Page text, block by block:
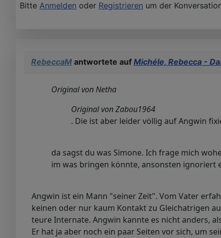
Bitte Anmelden oder Registrieren um der
RebeccaM antwortete auf Michéle, Rebecca -
Original von Netha
Original von Zabou1964
. Die ist aber leider völlig auf Angwin
da sagst du was Simone. Ich frage mich
im was bringen könnte, ansonsten ignoriert
Angwin ist ein Mann "seiner Zeit". Vom Vater
keinen oder nur kaum Kontakt zu Gleichatrigen
teure Internate. Angwin kannte es nicht anders,
Er hat ja aber noch ein paar Seiten vor sich, um